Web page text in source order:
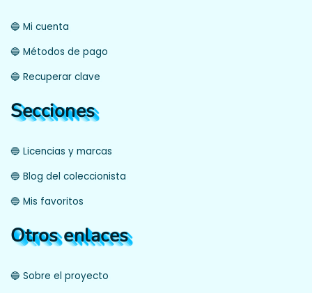
🔵 Mi cuenta
🔵 Métodos de pago
🔵 Recuperar clave
Secciones
🔵 Licencias y marcas
🔵 Blog del coleccionista
🔵 Mis favoritos
Otros enlaces
🔵 Sobre el proyecto